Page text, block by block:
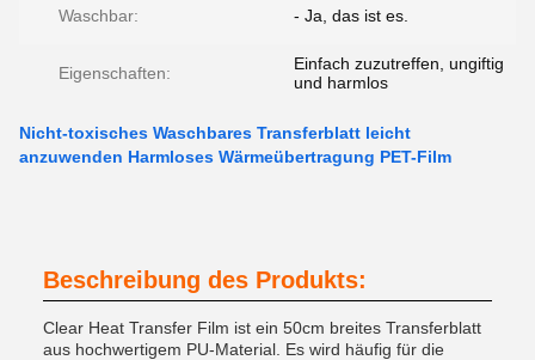
Waschbar: - Ja, das ist es.
Eigenschaften:
Einfach zuzutreffen, ungiftig
und harmlos
Nicht-toxisches Waschbares Transferblatt leicht
anzuwenden Harmloses Wärmeübertragung PET-Film
Beschreibung des Produkts:
Clear Heat Transfer Film ist ein 50cm breites Transferblatt
aus hochwertigem PU-Material. Es wird häufig für die